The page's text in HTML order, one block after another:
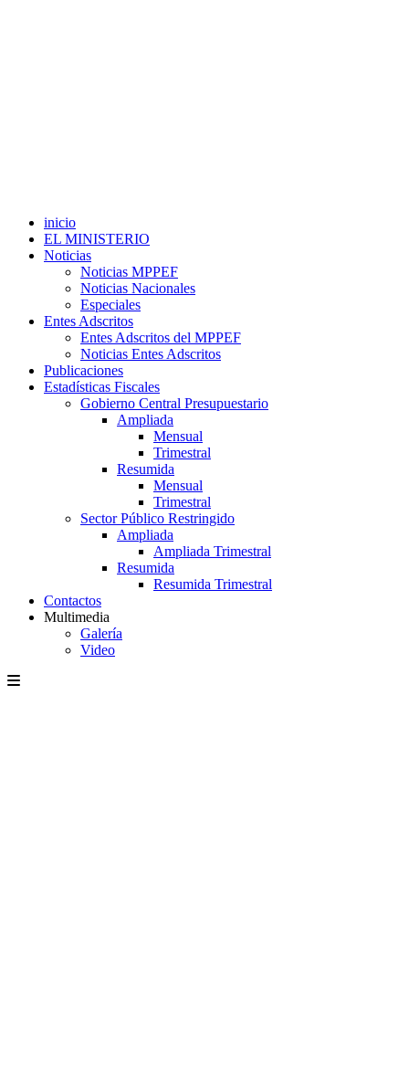
inicio
EL MINISTERIO
Noticias
Noticias MPPEF
Noticias Nacionales
Especiales
Entes Adscritos
Entes Adscritos del MPPEF
Noticias Entes Adscritos
Publicaciones
Estadísticas Fiscales
Gobierno Central Presupuestario
Ampliada
Mensual
Trimestral
Resumida
Mensual
Trimestral
Sector Público Restringido
Ampliada
Ampliada Trimestral
Resumida
Resumida Trimestral
Contactos
Multimedia
Galería
Video